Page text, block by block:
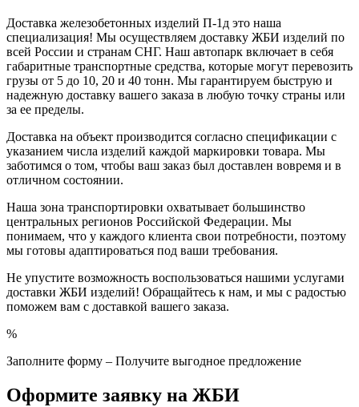
Доставка железобетонных изделий П-1д это наша
специализация! Мы осуществляем доставку ЖБИ изделий по
всей России и странам СНГ. Наш автопарк включает в себя
габаритные транспортные средства, которые могут перевозить
грузы от 5 до 10, 20 и 40 тонн. Мы гарантируем быструю и
надежную доставку вашего заказа в любую точку страны или
за ее пределы.
Доставка на объект производится согласно спецификации с
указанием числа изделий каждой маркировки товара. Мы
заботимся о том, чтобы ваш заказ был доставлен вовремя и в
отличном состоянии.
Наша зона транспортировки охватывает большинство
центральных регионов Российской Федерации. Мы
понимаем, что у каждого клиента свои потребности, поэтому
мы готовы адаптироваться под ваши требования.
Не упустите возможность воспользоваться нашими услугами
доставки ЖБИ изделий! Обращайтесь к нам, и мы с радостью
поможем вам с доставкой вашего заказа.
%
Заполните форму – Получите выгодное предложение
Оформите заявку на ЖБИ